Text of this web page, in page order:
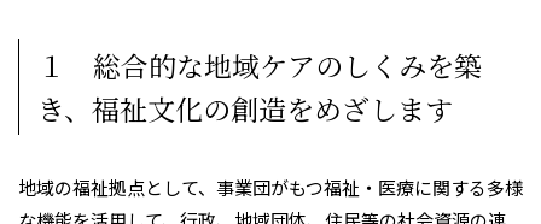
１ 総合的な地域ケアのしくみを築
き、福祉文化の創造をめざします
地域の福祉拠点として、事業団がもつ福祉・医療に関する多様